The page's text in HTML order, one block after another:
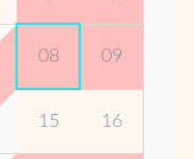
08 09
15 16